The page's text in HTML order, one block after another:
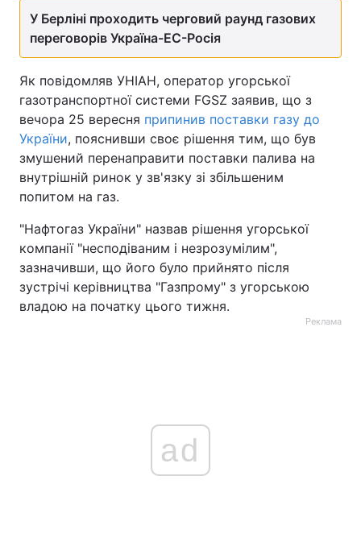
У Берліні проходить черговий раунд газових
переговорів Україна-ЕС-Росія
Як повідомляв УНІАН, оператор угорської
газотранспортної системи FGSZ заявив, що з
вечора 25 вересня припинив поставки газу до
України, пояснивши своє рішення тим, що був
змушений перенаправити поставки палива на
внутрішній ринок у зв'язку зі збільшеним
попитом на газ.
"Нафтогаз України" назвав рішення угорської
компанії "несподіваним і незрозумілим",
зазначивши, що його було прийнято після
зустрічі керівництва "Газпрому" з угорською
владою на початку цього тижня.
Реклама
ad